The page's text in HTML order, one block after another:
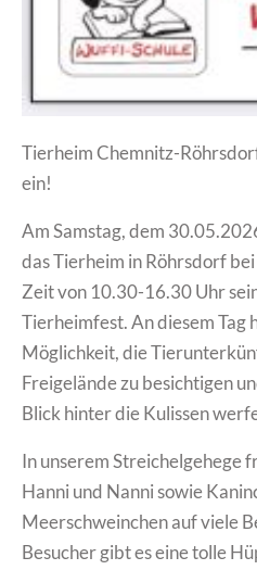
Tierheim Chemnitz-
ein!
Am Samstag, dem
das Tierheim in Röhrsdorf
Zeit von 10.30-16.30 Uhr
Tierheimfest. An diesem Tag
Möglichkeit, die
Freigelände zu besichtigen
Blick hinter die Kulissen
In unserem Streichelgehege
Hanni und Nanni sowie
Meerschweinchen auf viele
Besucher gibt es eine tolle